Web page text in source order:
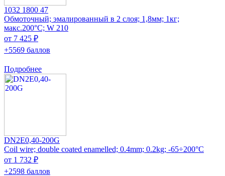
1032 1800 47
Обмоточный; эмалированный в 2 слоя; 1,8мм; 1кг;
макс.200°C; W 210
от 7 425 ₽
+5569 баллов
Подробнее
DN2E0,40-200G
Coil wire; double coated enamelled; 0.4mm; 0.2kg; -65÷200°C
от 1 732 ₽
+2598 баллов